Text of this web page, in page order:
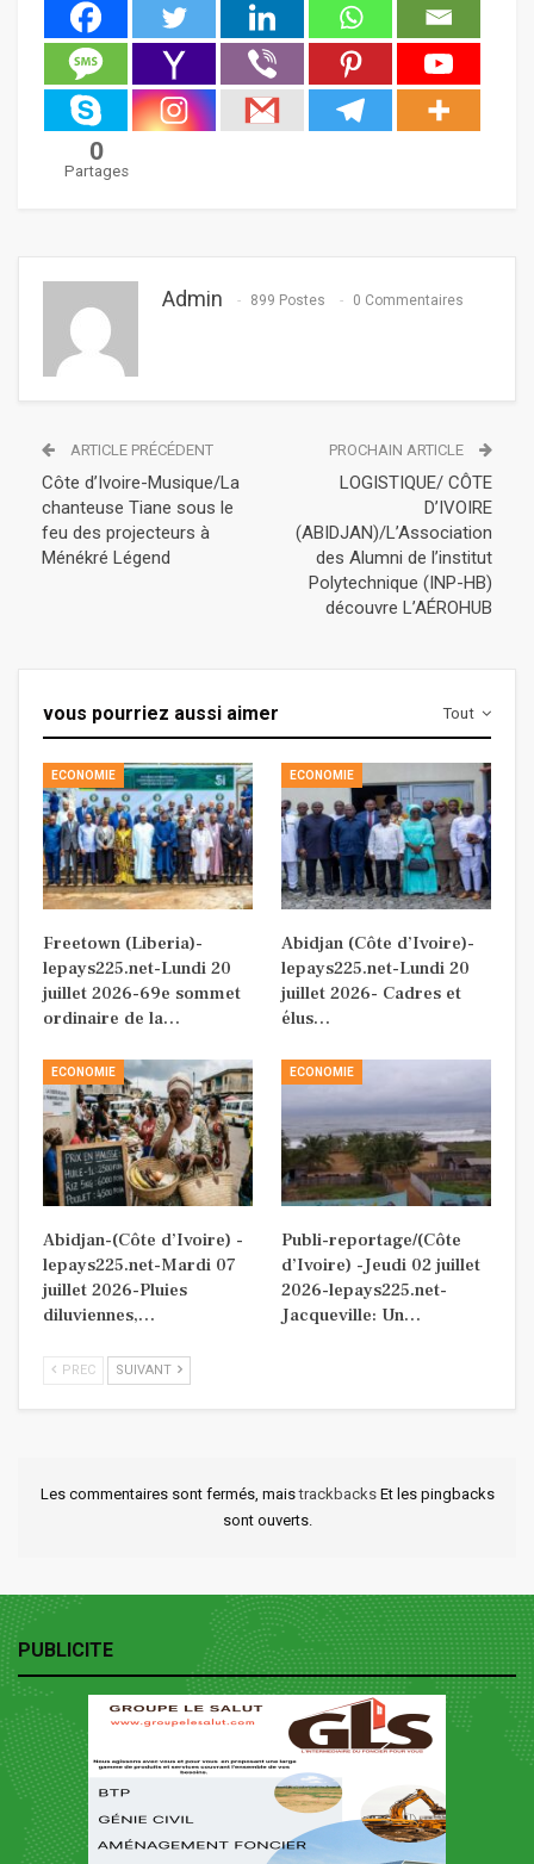
0
Partages
Admin 899 Postes 0 Commentaires
ARTICLE PRÉCÉDENT
Côte d’Ivoire-Musique/La
chanteuse Tiane sous le
feu des projecteurs à
Ménékré Légend
PROCHAIN ARTICLE
LOGISTIQUE/ CÔTE
D’IVOIRE
(ABIDJAN)/L’Association
des Alumni de l’institut
Polytechnique (INP-HB)
découvre L’AÉROHUB
Tout
vous pourriez aussi aimer
ECONOMIE
Freetown (Liberia)-
lepays225.net-Lundi 20
juillet 2026-69e sommet
ordinaire de la…
ECONOMIE
Abidjan (Côte d’Ivoire)-
lepays225.net-Lundi 20
juillet 2026- Cadres et
élus…
ECONOMIE
Abidjan-(Côte d’Ivoire) -
lepays225.net-Mardi 07
juillet 2026-Pluies
diluviennes,…
ECONOMIE
Publi-reportage/(Côte
d’Ivoire) -Jeudi 02 juillet
2026-lepays225.net-
Jacqueville: Un…
PREC SUIVANT
Les commentaires sont fermés, maistrackbacks Et les pingbacks
sont ouverts.
PUBLICITE